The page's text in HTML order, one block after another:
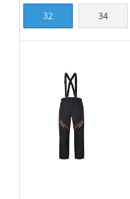
32 34